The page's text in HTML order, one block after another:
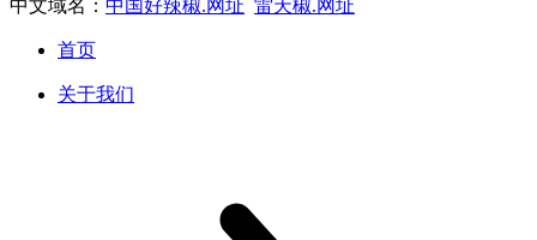
中文域名： 中国好辣椒.网址 雷天椒.网址
首页
关于我们